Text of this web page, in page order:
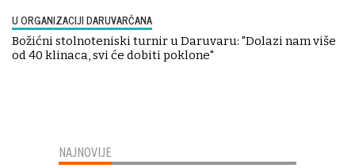
U ORGANIZACIJI DARUVARČANA
Božićni stolnoteniski turnir u Daruvaru: "Dolazi nam više
od 40 klinaca, svi će dobiti poklone"
NAJNOVIJE